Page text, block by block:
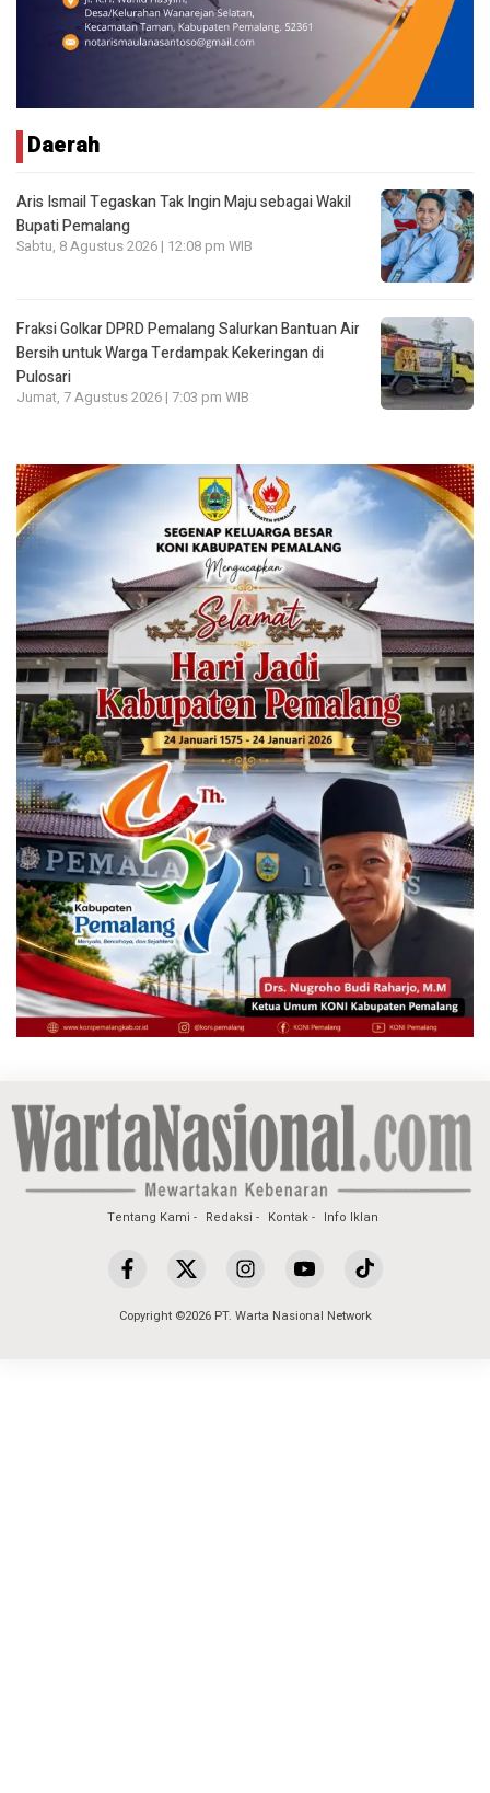
Daerah
Aris Ismail Tegaskan Tak Ingin Maju sebagai Wakil
Bupati Pemalang
Sabtu, 8 Agustus 2026 | 12:08 pm WIB
Fraksi Golkar DPRD Pemalang Salurkan Bantuan Air
Bersih untuk Warga Terdampak Kekeringan di
Pulosari
Jumat, 7 Agustus 2026 | 7:03 pm WIB
Tentang Kami Redaksi Kontak Info Iklan
Copyright ©2026 PT. Warta Nasional Network